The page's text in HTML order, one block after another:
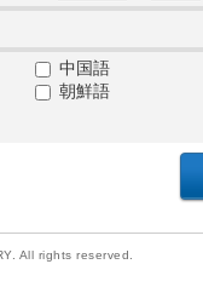
中国語
朝鮮語
All rights reserved.